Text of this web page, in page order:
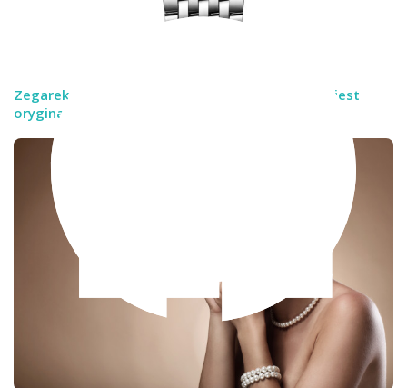
Zegarek Breitling Navitimer – jak rozpoznać czy jest
oryginalny?